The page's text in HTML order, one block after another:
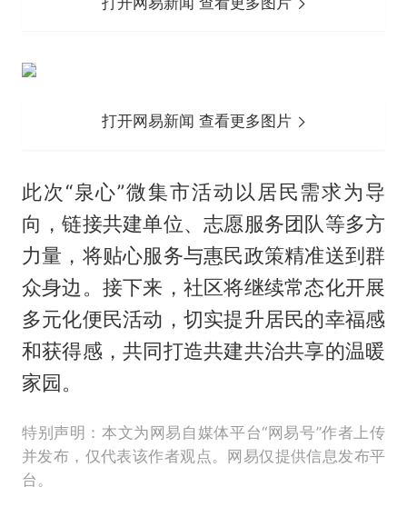
打开网易新闻 查看更多图片
此次“泉心”微集市活动以居民需求为导
向，链接共建单位、志愿服务团队等多方
力量，将贴心服务与惠民政策精准送到群
众身边。接下来，社区将继续常态化开展
多元化便民活动，切实提升居民的幸福感
和获得感，共同打造共建共治共享的温暖
家园。
特别声明：本文为网易自媒体平台“网易号”作者上传
并发布，仅代表该作者观点。网易仅提供信息发布平
台。